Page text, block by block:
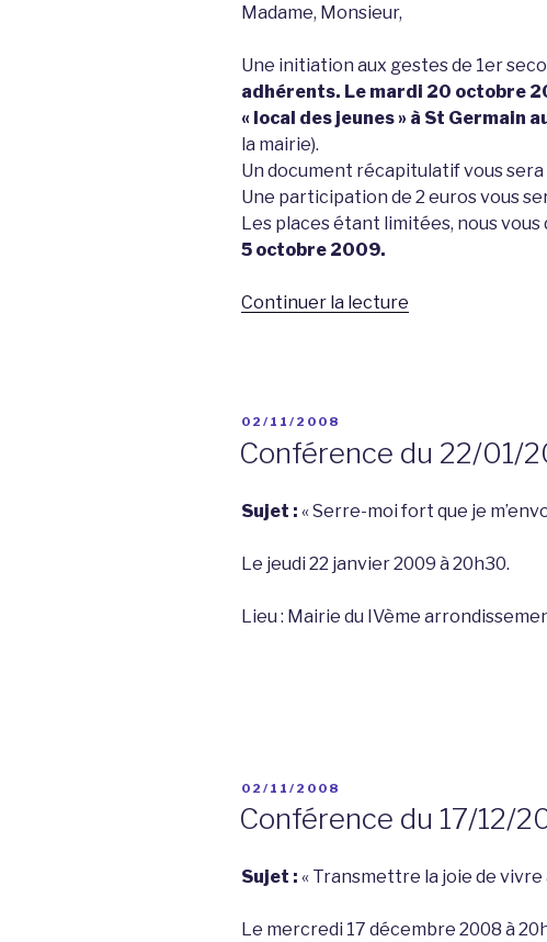
Madame, Monsieur,
Une initiation aux gestes de 1er
adhérents. Le mardi 20 octobre
« local des jeunes » à St Germain
la mairie).
Un document récapitulatif vous sera
Une participation de 2 euros vous
Les places étant limitées, nous
5 octobre 2009.
Continuer la lecture
20/10/2009 »
PUBLIÉ
02/11/2008
Conférence du 22/01/
Sujet : « Serre-moi fort que je
Le jeudi 22 janvier 2009 à 20h30.
Lieu : Mairie du IVème
PUBLIÉ
02/11/2008
Conférence du 17/12/
Sujet : « Transmettre la joie de vivre
Le mercredi 17 décembre 2008 à